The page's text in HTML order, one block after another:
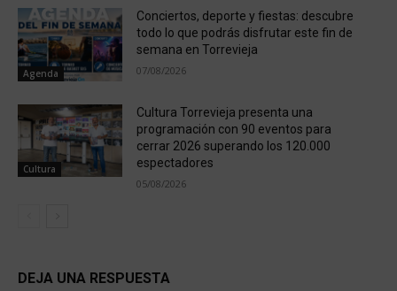
Agenda
Conciertos, deporte y fiestas: descubre
todo lo que podrás disfrutar este fin de
semana en Torrevieja
07/08/2026
Cultura
Cultura Torrevieja presenta una
programación con 90 eventos para
cerrar 2026 superando los 120.000
espectadores
05/08/2026
DEJA UNA RESPUESTA